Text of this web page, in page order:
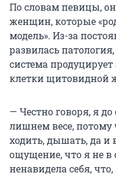
По словам певицы,
женщин, которые
модель». Из-за
развилась
система
клетки щитовидной
— Честно говоря, я
лишнем весе, потому
ходить, дышать, да и
ощущение, что я не в
ненавидела себя,